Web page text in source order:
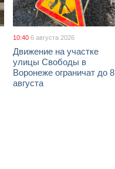
10:40 6 августа 2026
Движение на участке
улицы Свободы в
Воронеже ограничат до 8
августа